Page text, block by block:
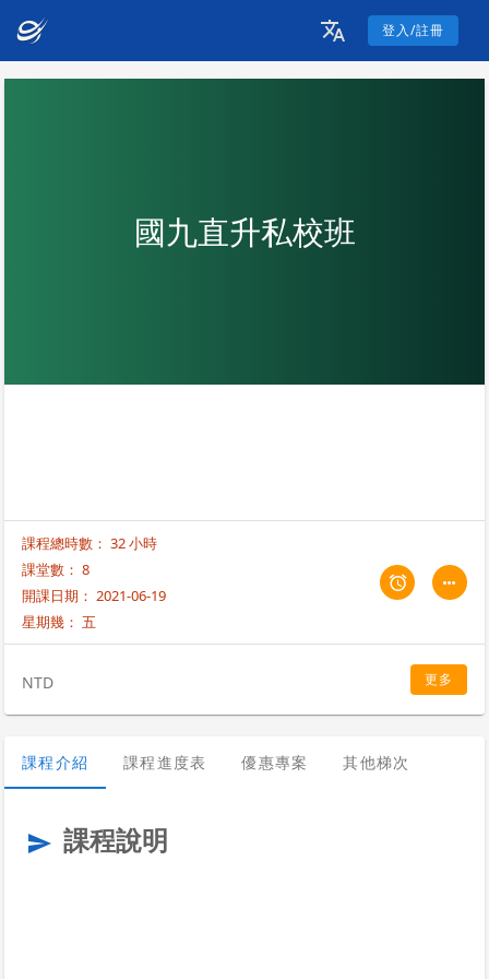
登入/註冊
國九直升私校班
課程總時數： 32 小時
課堂數： 8
開課日期： 2021-06-19
星期幾： 五
NTD 更多
課程介紹 課程進度表 優惠專案 其他梯次
send 課程說明